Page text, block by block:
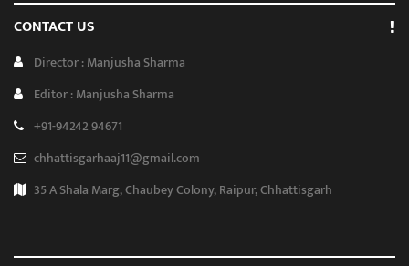
CONTACT US
Director : Manjusha Sharma
Editor : Manjusha Sharma
+91-94242 94671
chhattisgarhaaj11@gmail.com
35 A Shala Marg, Chaubey Colony, Raipur, Chhattisgarh